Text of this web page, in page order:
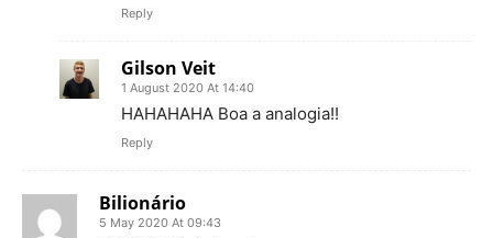
Reply
Gilson Veit
1 August 2020 At 14:40
HAHAHAHA Boa a analogia!!
Reply
Bilionário
5 May 2020 At 09:43